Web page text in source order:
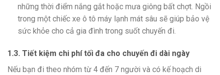
những thời điểm nắng gắt hoặc mưa giông bất chợt. Ngồi
trong một chiếc xe ô tô máy lạnh mát sâu sẽ giúp bảo vệ
sức khỏe cho cả gia đình trong suốt chuyến đi.
1.3. Tiết kiệm chi phí tối đa cho chuyến đi dài ngày
Nếu bạn đi theo nhóm từ 4 đến 7 người và có kế hoạch di